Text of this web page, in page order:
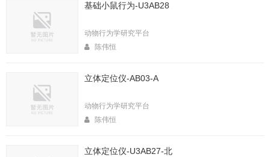
基础小鼠行为-U3AB28
动物行为学研究平台
陈伟恒
立体定位仪-AB03-A
动物行为学研究平台
陈伟恒
立体定位仪-U3AB27-北